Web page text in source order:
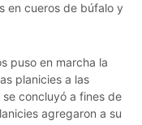
en cueros de búfalo y
puso en marcha la
planicies a las
concluyó a fines de
agregaron a su